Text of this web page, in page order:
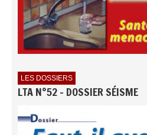
LES DOSSIERS
LTA N°52 - DOSSIER SÉISME